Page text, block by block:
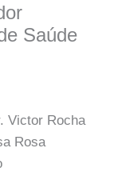
Saúde
Victor Rocha
Rosa